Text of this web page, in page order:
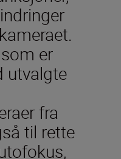
er
utvalgte
fra
til rette